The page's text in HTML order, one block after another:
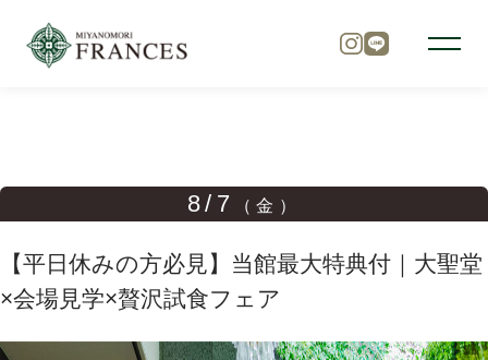
チャペル
8/7 （金）
【平日休みの方必見】当館最大特典付｜大聖堂
×会場見学×贅沢試食フェア